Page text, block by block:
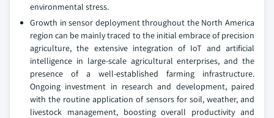
environmental stress.
Growth in sensor deployment throughout the North America
region can be mainly traced to the initial embrace of precision
agriculture, the extensive integration of IoT and artificial
intelligence in large-scale agricultural enterprises, and the
presence of a well-established farming infrastructure.
Ongoing investment in research and development, paired
with the routine application of sensors for soil, weather, and
livestock management, boosting overall productivity and